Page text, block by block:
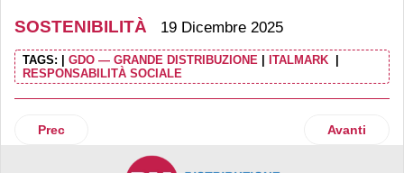
SOSTENIBILITÀ 19 Dicembre 2025
TAGS: GDO — GRANDE DISTRIBUZIONE ITALMARK
RESPONSABILITÀ SOCIALE
Articolo precedente: Bofrost Italia rinnova il sostegno a
Prec Articolo
Avanti